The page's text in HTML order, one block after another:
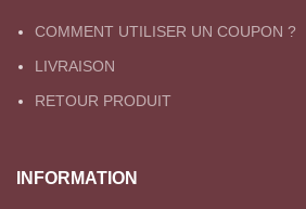
COMMENT UTILISER UN COUPON ?
LIVRAISON
RETOUR PRODUIT
INFORMATION